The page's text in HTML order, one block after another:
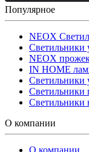
Популярное
NEOX
Светильники
NEOX
IN HOME
Светильники
Светильники
Светильники
О компании
О компании